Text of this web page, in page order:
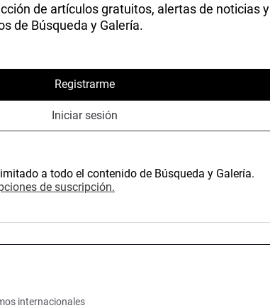
de artículos gratuitos, alertas de noticias y
de Búsqueda y Galería.
Registrarme
Iniciar sesión
a todo el contenido de Búsqueda y Galería.
de suscripción.
internacionales